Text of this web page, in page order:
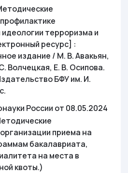
терроризма и
ресурс] :
издание / М. В. Авакьян,
Волчецкая, Е. В. Осипова.
БФУ им. И.
России от 08.05.2024
приема на
бакалавриата,
на места в
квоты.)